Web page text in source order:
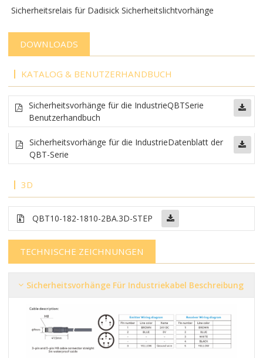
Sicherheitsrelais für Dadisick Sicherheitslichtvorhänge
DOWNLOADS
KATALOG & BENUTZERHANDBUCH
Sicherheitsvorhänge für die IndustrieQBTSerie
Benutzerhandbuch
Sicherheitsvorhänge für die IndustrieDatenblatt der
QBT-Serie
3D
QBT10-182-1810-2BA.3D-STEP
TECHNISCHE ZEICHNUNGEN
Sicherheitsvorhänge Für Industriekabel Beschreibung